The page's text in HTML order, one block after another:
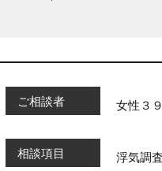
ご相談者 女性３
相談項目 浮気調